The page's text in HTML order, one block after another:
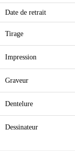
Date de retrait
Tirage
Impression
Graveur
Dentelure
Dessinateur